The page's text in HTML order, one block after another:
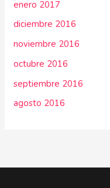
enero 2017
diciembre 2016
noviembre 2016
octubre 2016
septiembre 2016
agosto 2016